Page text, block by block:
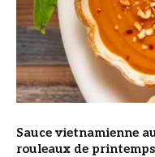
Sauce vietnamienne
rouleaux de